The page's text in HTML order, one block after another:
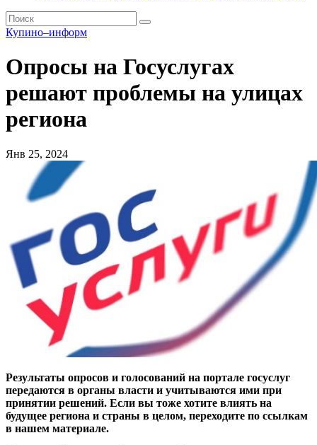
Купино–информ
Опросы на Госуслугах
решают проблемы на улицах
региона
Янв 25, 2024
Результаты опросов и голосований на портале госуслуг
передаются в органы власти и учитываются ими при
принятии решений. Если вы тоже хотите влиять на
будущее региона и страны в целом, переходите по ссылкам
в нашем материале.